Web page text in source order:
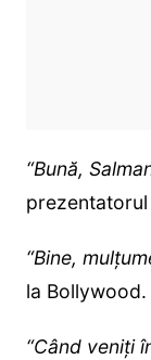
“Bună,
prezentatorul
“Bine,
la Bollywood.
“Când veniți